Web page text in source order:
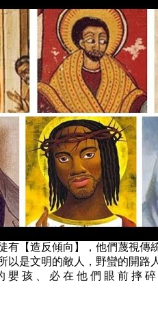
有【造反傾向】，他們蔑視傳
以是文明的敵人，野蠻的開路
嬰 孩 、 必 在 他 們 眼 前 摔